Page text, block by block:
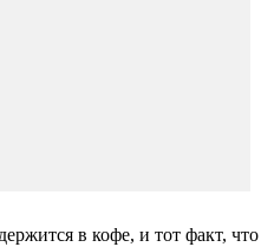
в кофе, и тот факт, что